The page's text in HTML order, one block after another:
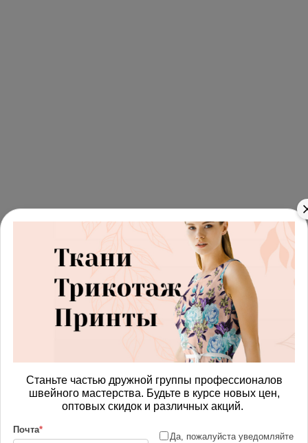
Станьте частью дружной группы профессионалов
швейного мастерства. Будьте в курсе новых цен,
оптовых скидок и различных акций.
Почта*
Да, пожалуйста уведомляйте